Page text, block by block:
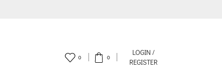
0 0
LOGIN /
REGISTER